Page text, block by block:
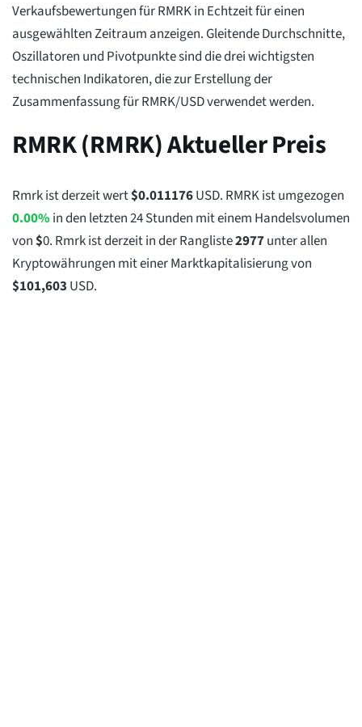
Verkaufsbewertungen für RMRK in Echtzeit für einen
ausgewählten Zeitraum anzeigen. Gleitende Durchschnitte,
Oszillatoren und Pivotpunkte sind die drei wichtigsten
technischen Indikatoren, die zur Erstellung der
Zusammenfassung für RMRK/USD verwendet werden.
RMRK (RMRK) Aktueller Preis
Rmrk ist derzeit wert$0.011176USD. RMRK ist umgezogen
0.00%in den letzten 24 Stunden mit einem Handelsvolumen
von$0. Rmrk ist derzeit in der Rangliste2977unter allen
Kryptowährungen mit einer Marktkapitalisierung von
$101,603 USD.